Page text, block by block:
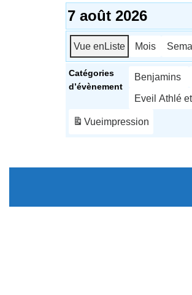
7 août 2026
Vue en Liste Mois
Catégories
d’évènement
Benjamins
Eveil Athlé
Vueimpression